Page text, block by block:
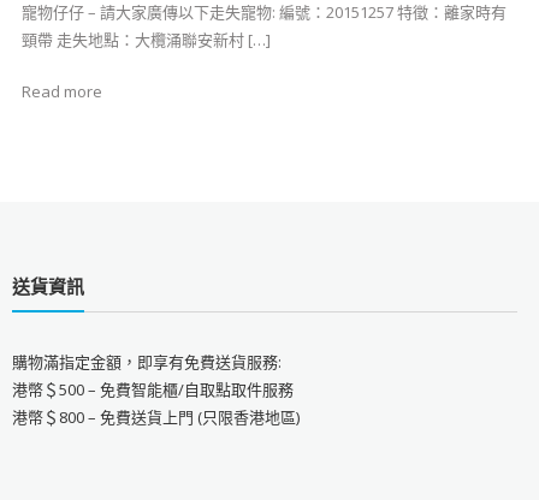
寵物仔仔 – 請大家廣傳以下走失寵物: 編號：20151257 特徵：離家時有
頸帶 走失地點：大欖涌聯安新村 […]
Read more
送貨資訊
購物滿指定金額，即享有免費送貨服務:
港幣＄500 – 免費智能櫃/自取點取件服務
港幣＄800 – 免費送貨上門 (只限香港地區)